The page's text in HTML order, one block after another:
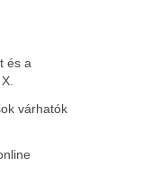
és a
várhatók